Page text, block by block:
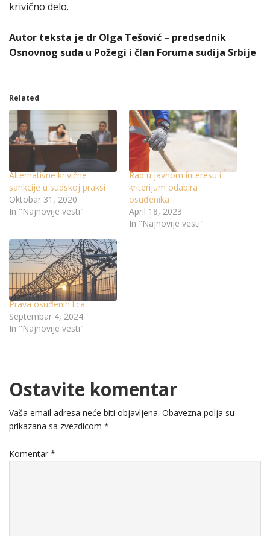
krivično delo.
Autor teksta je dr Olga Tešović – predsednik
Osnovnog suda u Požegi i član Foruma sudija Srbije
Related
Alternativne krivične
sankcije u sudskoj praksi
Oktobar 31, 2020
In "Najnovije vesti"
Rad u javnom interesu i
kriterijum odabira
osuđenika
April 18, 2023
In "Najnovije vesti"
Prava osuđenih lica
Septembar 4, 2024
In "Najnovije vesti"
Ostavite komentar
Vaša email adresa neće biti objavljena. Obavezna polja su
prikazana sa zvezdicom *
Komentar *